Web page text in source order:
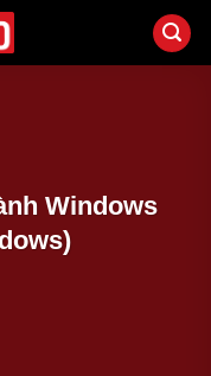
Windows